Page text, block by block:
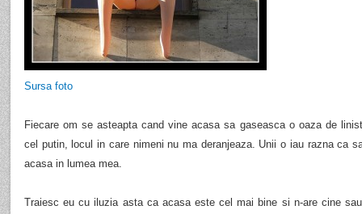
Sursa foto
Fiecare om se asteapta cand vine acasa sa gaseasca o oaza de
cel putin, locul in care nimeni nu ma deranjeaza. Unii o iau razna ca
acasa in lumea mea.
Traiesc eu cu iluzia asta ca acasa este cel mai bine si n-are cine